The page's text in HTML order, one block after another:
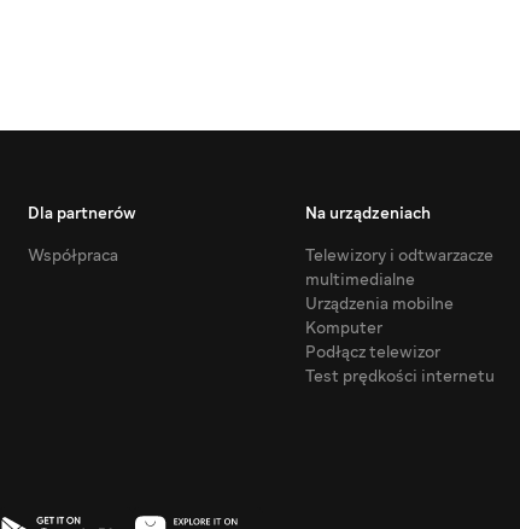
Dla partnerów
Współpraca
Na urządzeniach
Telewizory i odtwarzacze
multimedialne
Urządzenia mobilne
Komputer
Podłącz telewizor
Test prędkości internetu